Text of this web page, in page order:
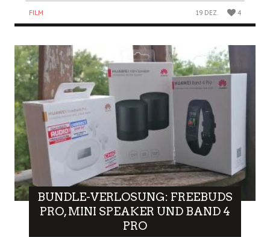
FILM 19 DEZ. 4
BUNDLE-VERLOSUNG: FREEBUDS
PRO, MINI SPEAKER UND BAND 4
PRO